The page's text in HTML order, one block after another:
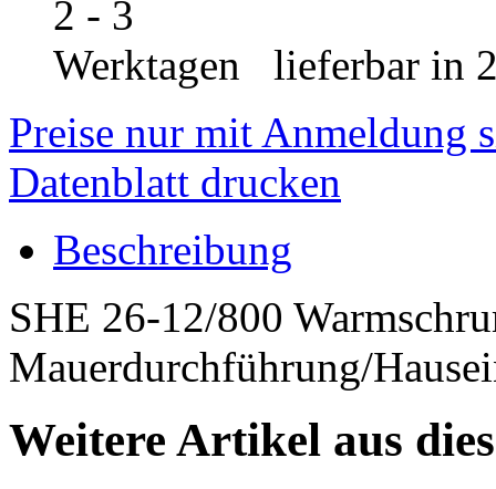
lieferbar in
Preise nur mit Anmeldung
Datenblatt drucken
Beschreibung
SHE 26-12/800
Mauerdurchführung/
Weitere Artikel aus